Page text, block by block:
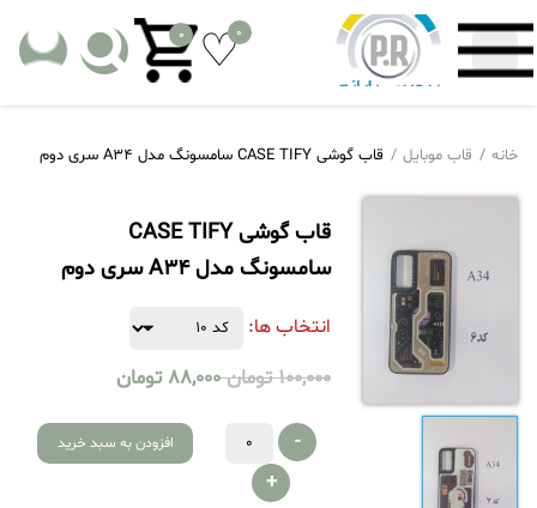
0
0
خانه قاب موبایل قاب گوشی CASE TIFY سامسونگ مدل A34 سری دوم
قاب گوشی CASE TIFY
سامسونگ مدل A34 سری دوم
انتخاب ها:
100,000 تومان 88,000 تومان
-
+
افزودن به سبد خرید